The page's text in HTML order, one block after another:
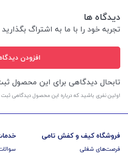
دیدگاه ها
تجربه خود را با ما به اشتراگ بگذارید
افزودن دیدگاه
تابحال دیدگاهی برای این محصول
اولین نفری باشید که درباره این محصول دیدگاهی
فروشگاه کیف و کفش تامی
فرصت‌های شغلی